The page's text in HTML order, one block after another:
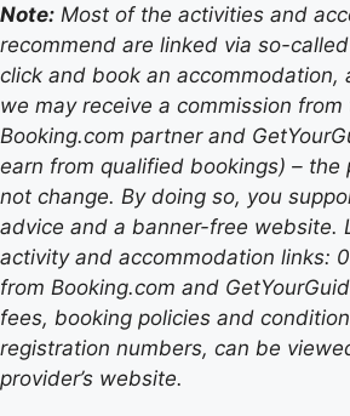
Note: Most of the activities and
recommend are linked via so-
click and book an accommodation,
we may receive a commission
Booking.com partner and
earn from qualified bookings) – the
not change. By doing so, you
advice and a banner-free website.
activity and accommodation links:
from Booking.com and
fees, booking policies and
registration numbers, can be
provider’s website.